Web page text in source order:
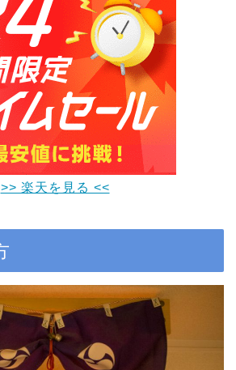
>> 楽天を見る <<